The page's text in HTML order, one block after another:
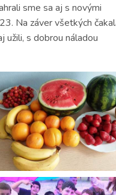
sme sa aj s novými
Na záver všetkých
užili, s dobrou náladou